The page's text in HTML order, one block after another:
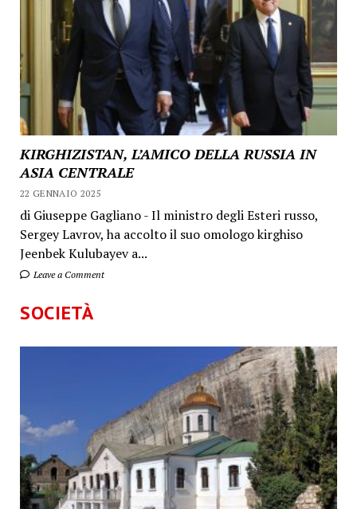
KIRGHIZISTAN, L’AMICO DELLA RUSSIA IN
ASIA CENTRALE
22 GENNAIO 2025
di Giuseppe Gagliano - Il ministro degli Esteri russo,
Sergey Lavrov, ha accolto il suo omologo kirghiso
Jeenbek Kulubayev a...
Leave a Comment
SOCIETÀ